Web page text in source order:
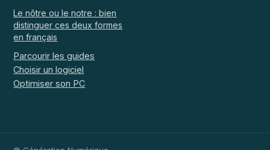
Le nôtre ou le notre : bien
distinguer ces deux formes
en français
Parcourir les guides
Choisir un logiciel
Optimiser son PC